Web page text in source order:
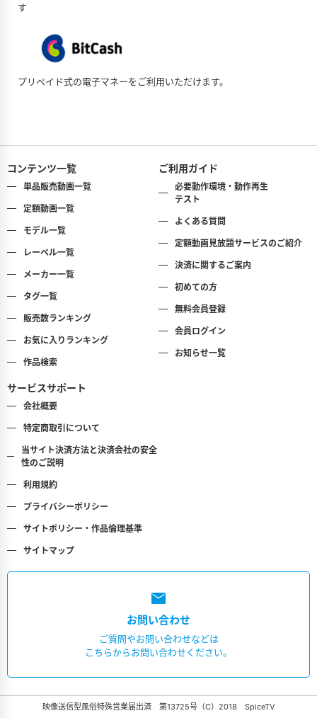
8月25日（火）
【定額FullHD】星野琴 琴のコト
8月25日（火）
ン』【FullHD】
す
プリペイド式の電子マネーをご利用いただけます。
コンテンツ一覧
単品販売動画一覧
定額動画一覧
モデル一覧
レーベル一覧
メーカー一覧
タグ一覧
販売数ランキング
お気に入りランキング
作品検索
ご利用ガイド
必要動作環境・動作再生
テスト
よくある質問
定額動画見放題サービスのご紹介
決済に関するご案内
初めての方
無料会員登録
会員ログイン
お知らせ一覧
サービスサポート
会社概要
特定商取引について
当サイト決済方法と決済会社の安全
性のご説明
利用規約
プライバシーポリシー
サイトポリシー・作品倫理基準
サイトマップ
お問い合わせ
ご質問やお問い合わせなどは
こちらからお問い合わせください。
映像送信型風俗特殊営業届出済 第13725号（C）2018 SpiceTV